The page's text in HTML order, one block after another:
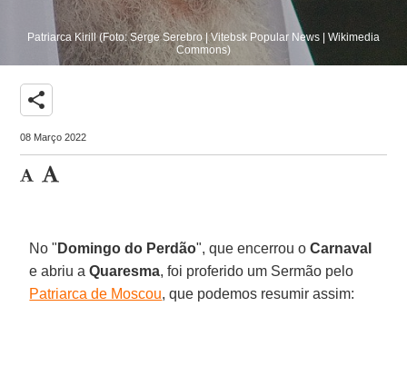
Patriarca Kirill (Foto: Serge Serebro | Vitebsk Popular News | Wikimedia
Commons)
share
08 Março 2022
No " Domingo do Perdão", que encerrou oCarnaval
e abriu aQuaresma, foi proferido um Sermão pelo
Patriarca de Moscou, que podemos resumir assim: